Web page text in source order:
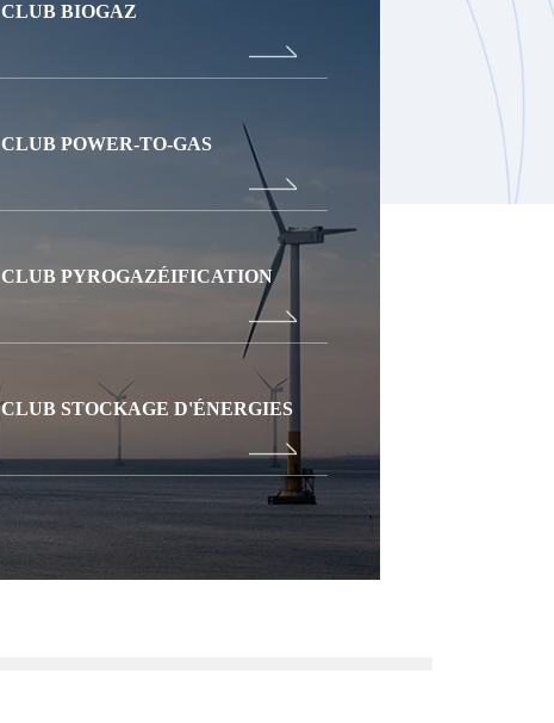
CLUB BIOGAZ
CLUB POWER-TO-GAS
CLUB PYROGAZÉIFICATION
CLUB STOCKAGE D'ÉNERGIES